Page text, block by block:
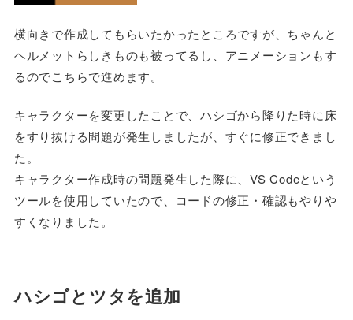
横向きで作成してもらいたかったところですが、ちゃんと
ヘルメットらしきものも被ってるし、アニメーションもす
るのでこちらで進めます。
キャラクターを変更したことで、ハシゴから降りた時に床
をすり抜ける問題が発生しましたが、すぐに修正できまし
た。
キャラクター作成時の問題発生した際に、VS Codeという
ツールを使用していたので、コードの修正・確認もやりや
すくなりました。
ハシゴとツタを追加